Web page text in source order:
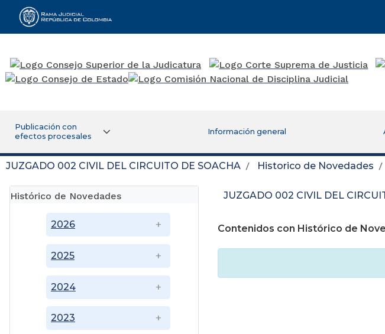
Rama Judicial
Publicación con
efectos procesales
Información general
JUZGADO 002 CIVIL DEL CIRCUITO DE SOACHA Historico de Novedades
Histórico de Novedades
2023
2024
2025
2026
JUZGADO 002 CIVIL DEL
Contenidos con Histórico de